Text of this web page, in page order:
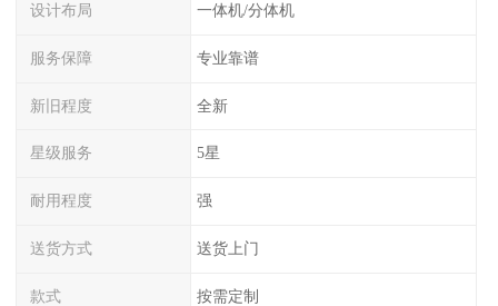
设计布局 一体机/分体机
服务保障 专业靠谱
新旧程度 全新
星级服务 5星
耐用程度 强
送货方式 送货上门
款式 按需定制